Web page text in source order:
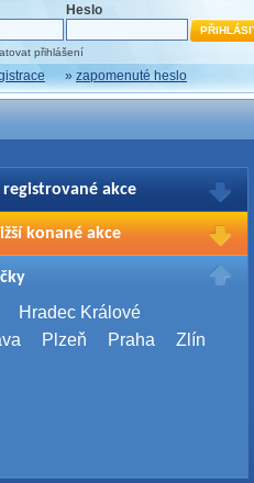
Heslo
přihlášení
» zapomenuté heslo
registrované akce
Vašich registrací na akce
přihlašte.
konané akce
2026
Brno
Server Bootcamp 2026
Hradec Králové
Plzeň Praha Zlín